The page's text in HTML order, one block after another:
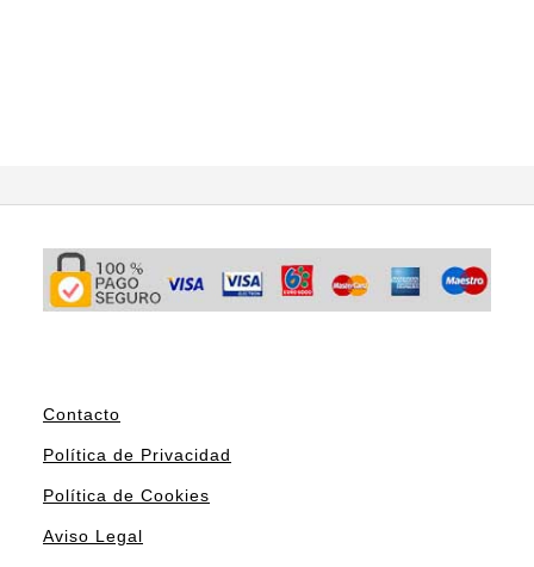
Contacto
Política de Privacidad
Política de Cookies
Aviso Legal